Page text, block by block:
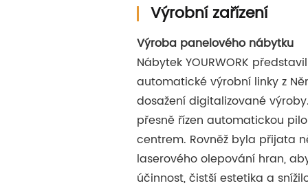
Výrobní zařízení
Výroba panelového nábytku
Nábytek YOURWORK
automatické výrobní linky z
dosažení digitalizované
přesně řízen automatickou
centrem. Rovněž byla přijata
laserového olepování hran,
účinnost, čistší estetika a